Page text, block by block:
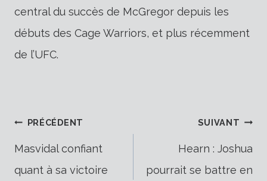
central du succès de McGregor depuis les
débuts des Cage Warriors, et plus récemment
de l’UFC.
Navigation
PRÉCÉDENT
Masvidal confiant
quant à sa victoire
SUIVANT
Hearn : Joshua
pourrait se battre en